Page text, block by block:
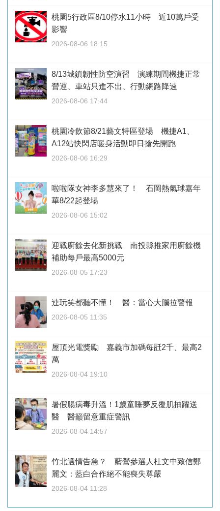
桃園5行政區8/10停水11小時 近10萬戶受
影響
2026-08-06 18:15
8/13城鎮韌性防空演習 演練期間機捷正常
營運、車站只進不出、行動網路降速
2026-08-06 17:44
桃園冷飲節8/21藝文特區登場 機捷A1、
A12站快閃店暖身活動即日搶先開跑
2026-08-06 16:29
啦啦隊女神李多慧來了！ 石岡熱氣球嘉年
華8/22起登場
2026-08-06 15:02
迎戰廚餘去化新挑戰 南投縣推家用廚餘機
補助每戶最高5000元
2026-08-05 17:23
連玩笑都聽不懂！ 醫：當心大腦拉警報
2026-08-05 11:35
屋頂光電獎勵 嘉義市加碼每瓩2千、最高2
萬
2026-08-04 19:10
暑假腸病毒升溫！1歲童睡夢反覆肌抽躍送
醫 醫籲留意重症警訊
2026-08-04 14:57
竹北選情告急？ 藍營參選人杜文中致信鄭
麗文：藍白合作絕不能喪失尊嚴
2026-08-04 11:28